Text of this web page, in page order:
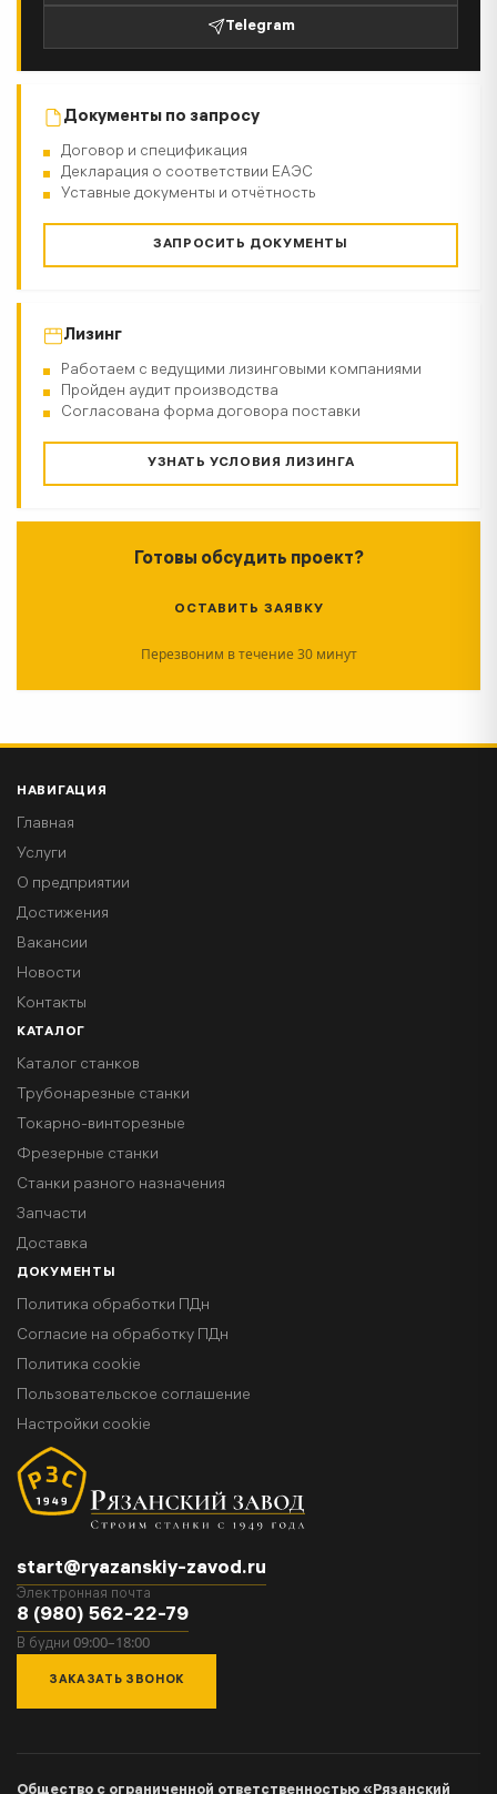
Telegram
Документы по запросу
Договор и спецификация
Декларация о соответствии ЕАЭС
Уставные документы и отчётность
ЗАПРОСИТЬ ДОКУМЕНТЫ
Лизинг
Работаем с ведущими лизинговыми компаниями
Пройден аудит производства
Согласована форма договора поставки
УЗНАТЬ УСЛОВИЯ ЛИЗИНГА
Готовы обсудить проект?
ОСТАВИТЬ ЗАЯВКУ
Перезвоним в течение 30 минут
start@ryazanskiy-zavod.ru
Электронная почта
8 (980) 562-22-79
В будни 09:00–18:00
ЗАКАЗАТЬ ЗВОНОК
НАВИГАЦИЯ
Главная
Услуги
О предприятии
Достижения
Вакансии
Новости
Контакты
КАТАЛОГ
Каталог станков
Трубонарезные станки
Токарно-винторезные
Фрезерные станки
Станки разного назначения
Запчасти
Доставка
ДОКУМЕНТЫ
Политика обработки ПДн
Согласие на обработку ПДн
Политика cookie
Пользовательское соглашение
Настройки cookie
Общество с ограниченной ответственностью «Рязанский